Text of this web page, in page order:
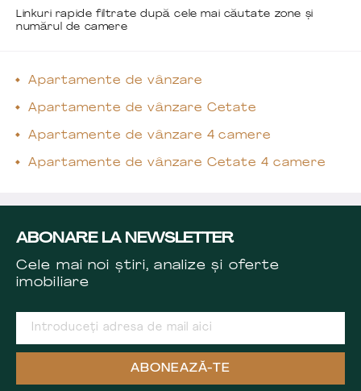
Linkuri rapide filtrate după cele mai căutate zone și
numărul de camere
Apartamente de vânzare
Apartamente de vânzare Cetate
Apartamente de vânzare 4 camere
Apartamente de vânzare Cetate 4 camere
ABONARE LA NEWSLETTER
Cele mai noi știri, analize și oferte
imobiliare
ABONEAZĂ-TE